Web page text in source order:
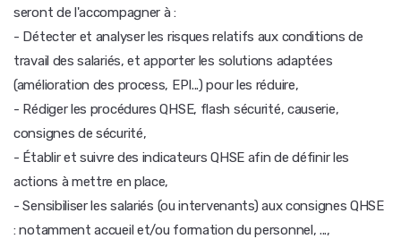
seront de l'accompagner à :
- Détecter et analyser les risques relatifs aux conditions de
travail des salariés, et apporter les solutions adaptées
(amélioration des process, EPI...) pour les réduire,
- Rédiger les procédures QHSE, flash sécurité, causerie,
consignes de sécurité,
- Établir et suivre des indicateurs QHSE afin de définir les
actions à mettre en place,
- Sensibiliser les salariés (ou intervenants) aux consignes QHSE
: notamment accueil et/ou formation du personnel, ...,